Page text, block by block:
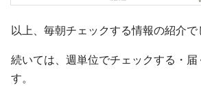
以上、毎朝チェックする情報の紹介で
続いては、週単位でチェックする・届
す。